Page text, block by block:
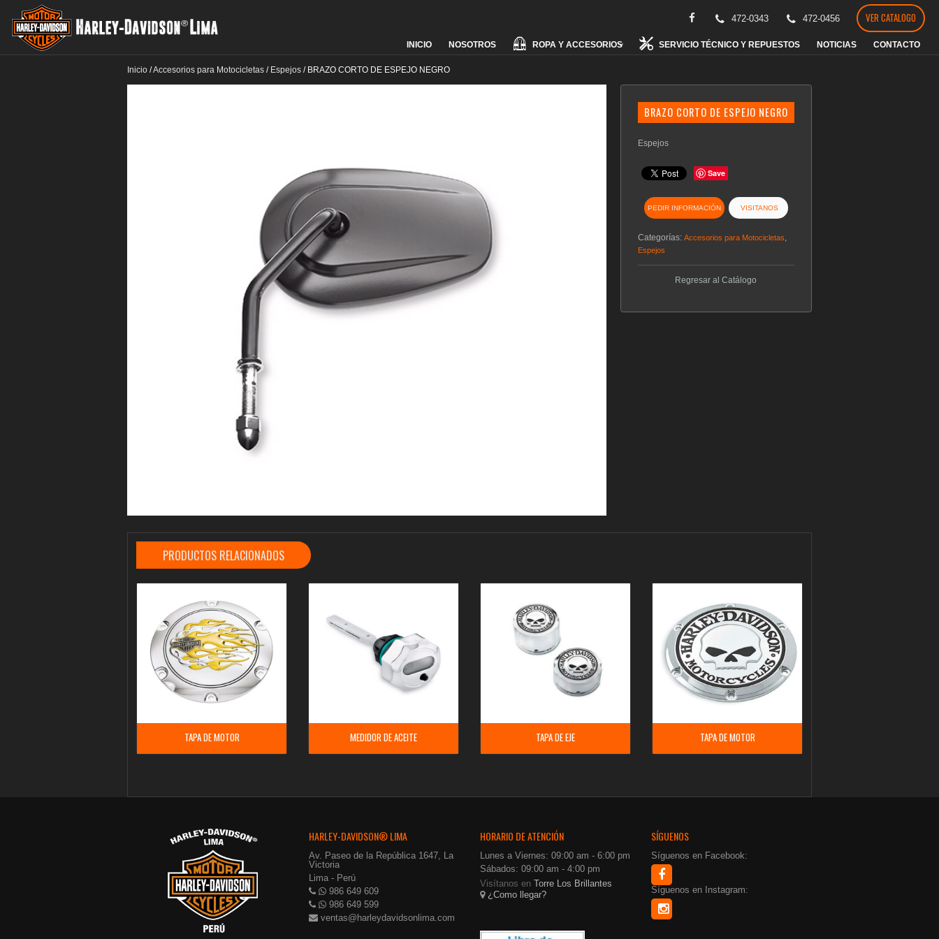
472-0343 472-0456 VER CATALOGO
Skip
to
content
INICIO NOSOTROS ROPA Y ACCESORIOS SERVICIO TÉCNICO Y REPUESTOS NOTICIAS CONTACTO
Inicio /Accesorios para Motocicletas / Espejos / BRAZO CORTO DE ESPEJO NEGRO
BRAZO CORTO DE ESPEJO NEGRO
Espejos
Save
PEDIR INFORMACIÓN VISITANOS
Categorías: Accesorios para Motocicletas
Espejos
Regresar al Catálogo
PRODUCTOS RELACIONADOS
TAPA DE MOTOR MEDIDOR DE ACEITE TAPA DE EJE TAPA DE MOTOR
HARLEY-DAVIDSON® LIMA
Av. Paseo de la República 1647, La
Victoria
Lima - Perú
986 649 609
986 649 599
ventas@harleydavidsonlima.com
HORARIO DE ATENCIÓN
Lunes a Viernes: 09:00 am - 6:00 pm
Sábados: 09:00 am - 4:00 pm
Visítanos en Torre Los Brillantes
¿Como llegar?
SÍGUENOS
Síguenos en Facebook:
Síguenos en Instagram: